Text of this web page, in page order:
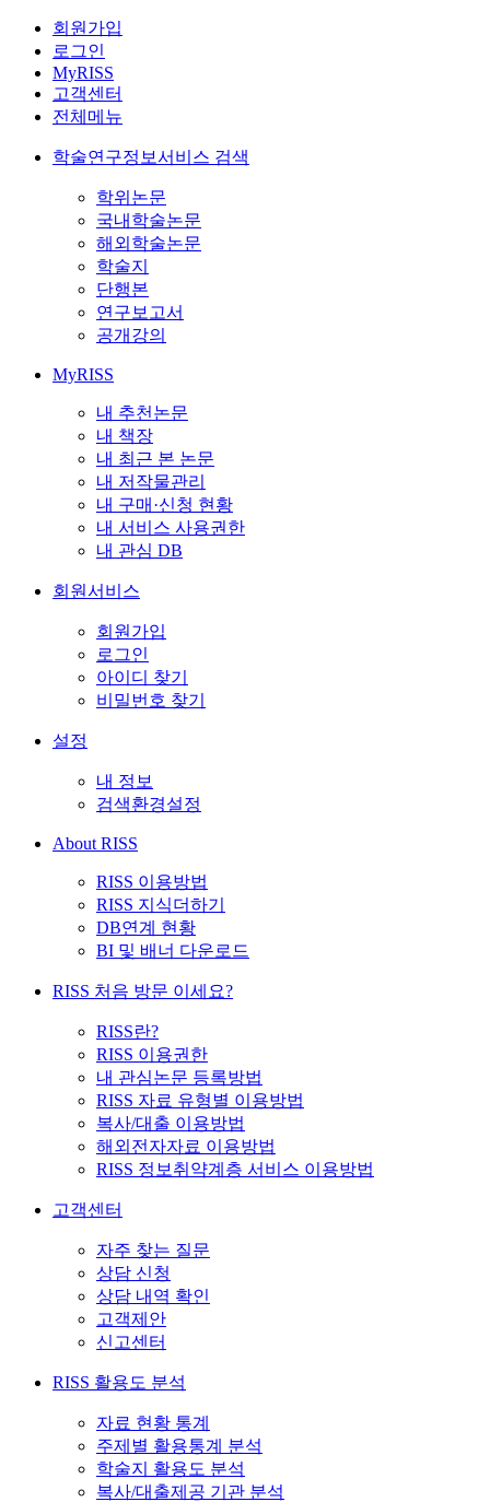
회원가입
로그인
MyRISS
고객센터
전체메뉴
학술연구정보서비스 검색
학위논문
국내학술논문
해외학술논문
학술지
단행본
연구보고서
공개강의
MyRISS
내 추천논문
내 책장
내 최근 본 논문
내 저작물관리
내 구매·신청 현황
내 서비스 사용권한
내 관심 DB
회원서비스
회원가입
로그인
아이디 찾기
비밀번호 찾기
설정
내 정보
검색환경설정
About RISS
RISS 이용방법
RISS 지식더하기
DB연계 현황
BI 및 배너 다운로드
RISS 처음 방문 이세요?
RISS란?
RISS 이용권한
내 관심논문 등록방법
RISS 자료 유형별 이용방법
복사/대출 이용방법
해외전자자료 이용방법
RISS 정보취약계층 서비스 이용방법
고객센터
자주 찾는 질문
상담 신청
상담 내역 확인
고객제안
신고센터
RISS 활용도 분석
자료 현황 통계
주제별 활용통계 분석
학술지 활용도 분석
복사/대출제공 기관 분석